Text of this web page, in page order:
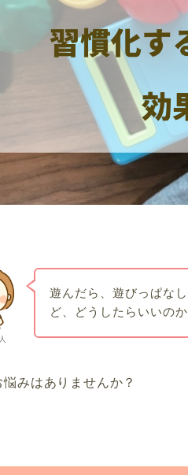
遊んだら、遊びっぱな
ど、どうしたらいいの
悩みはありませんか？